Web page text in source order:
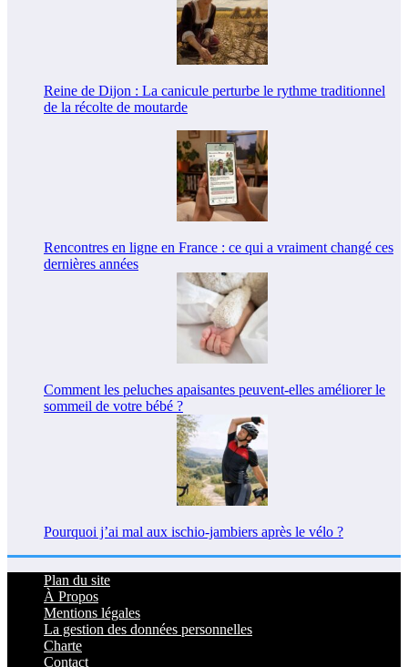
Reine de Dijon : La canicule perturbe le rythme traditionnel
de la récolte de moutarde
Rencontres en ligne en France : ce qui a vraiment changé ces
dernières années
Comment les peluches apaisantes peuvent-elles améliorer le
sommeil de votre bébé ?
Pourquoi j’ai mal aux ischio-jambiers après le vélo ?
Plan du site
À Propos
Mentions légales
La gestion des données personnelles
Charte
Contact